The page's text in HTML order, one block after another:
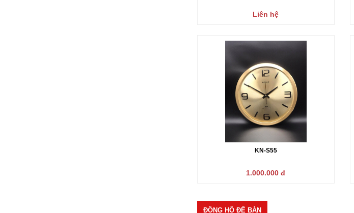
Liên hệ
KN-S55
1.000.000 đ
ĐỒNG HỒ ĐỂ BÀN